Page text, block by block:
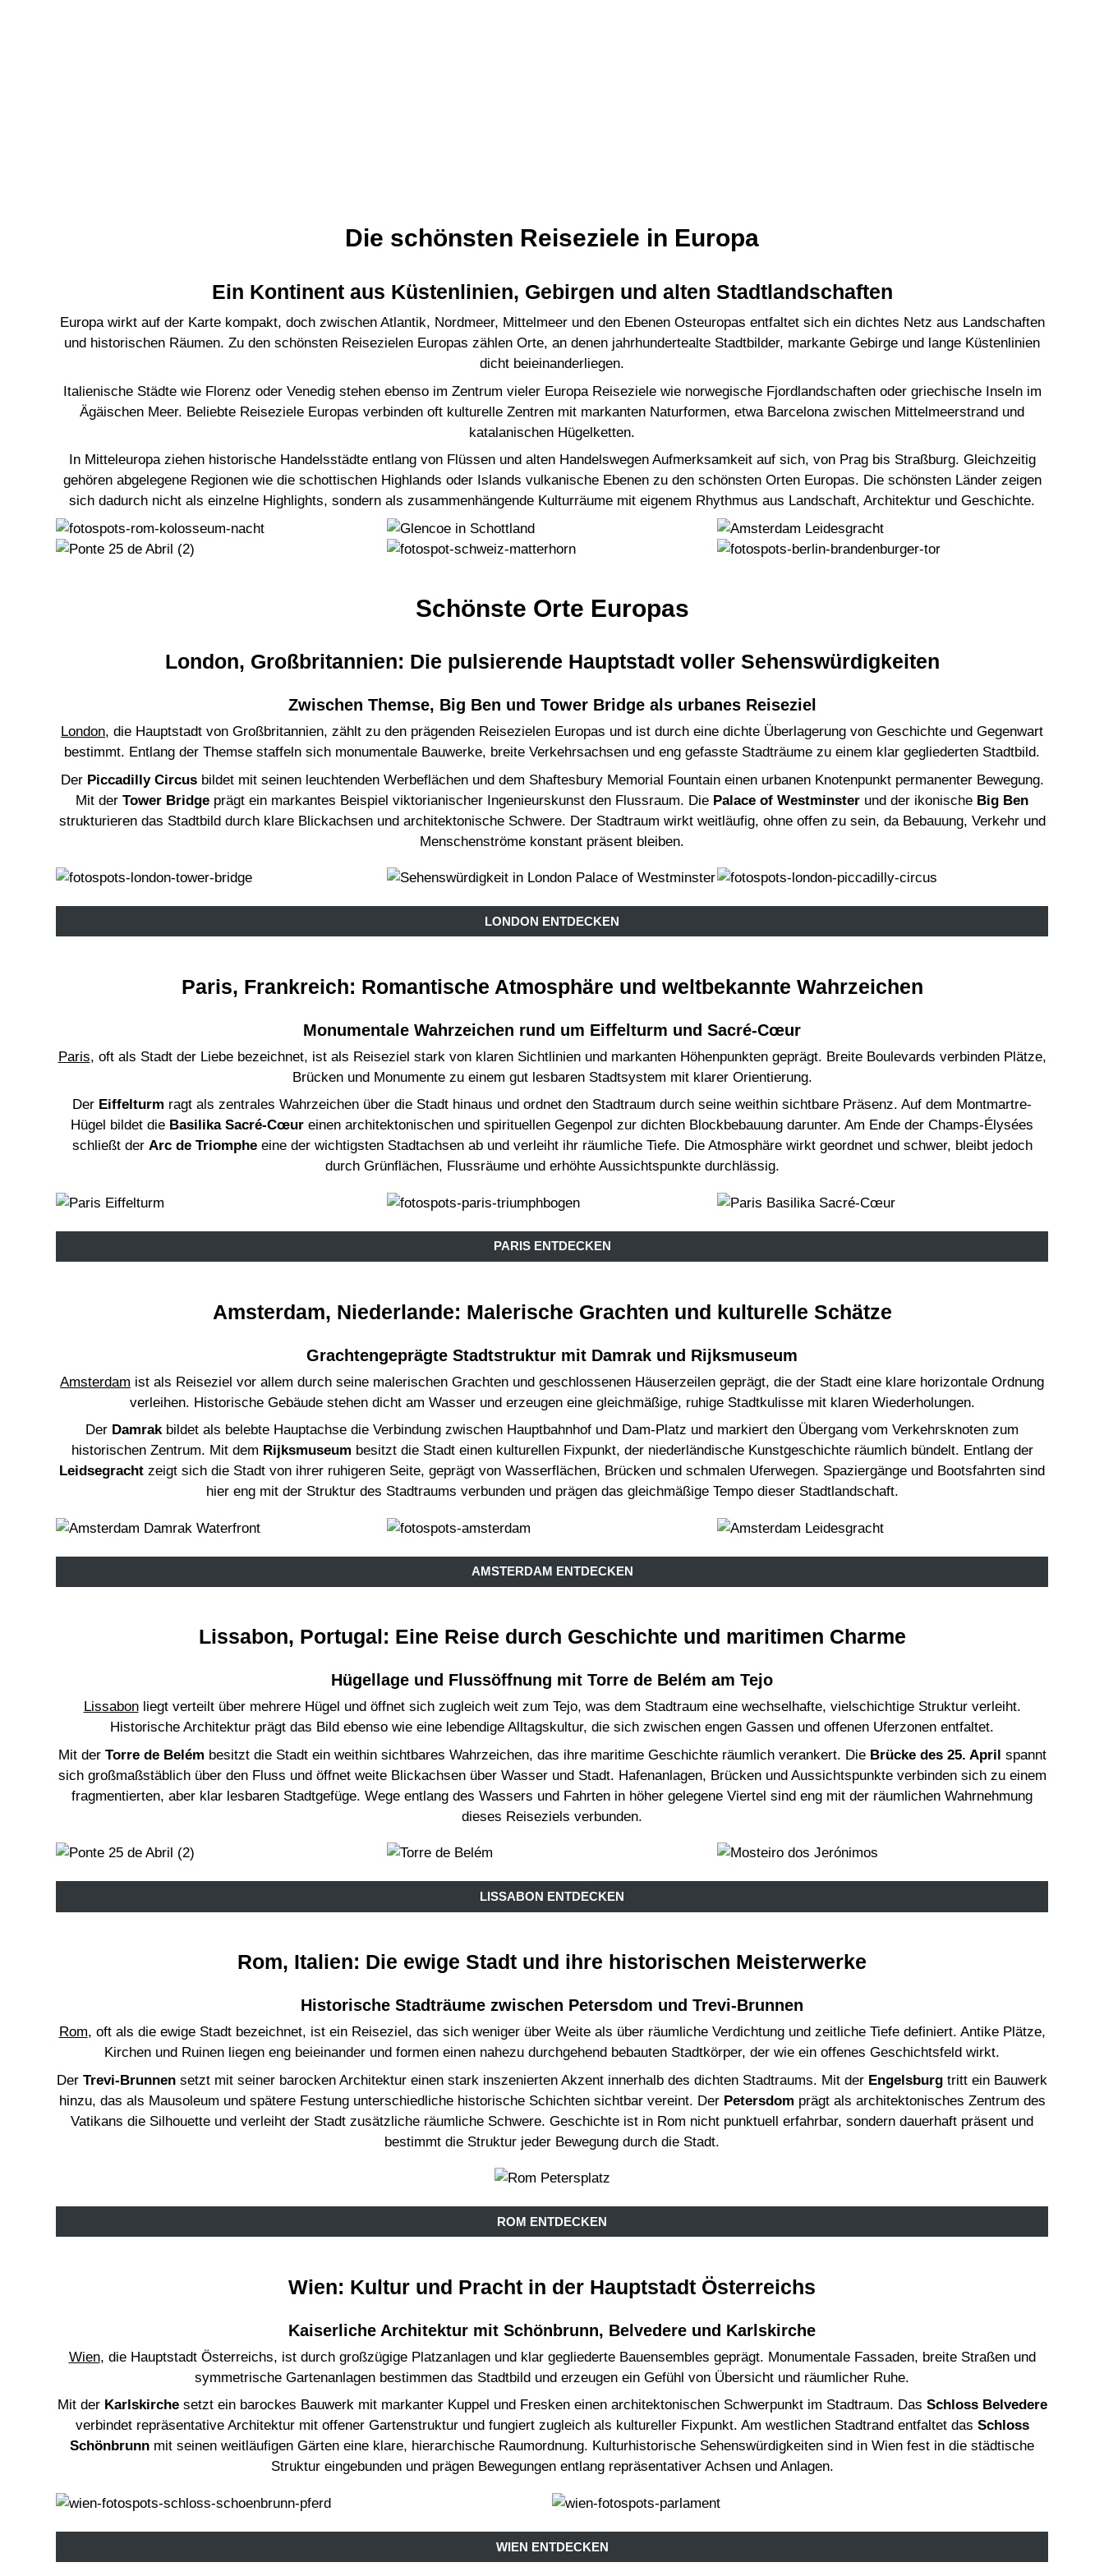
Die schönsten Reiseziele in Europa
Ein Kontinent aus Küstenlinien, Gebirgen und alten Stadtlandschaften
Europa wirkt auf der Karte kompakt, doch zwischen Atlantik, Nordmeer, Mittelmeer und den Ebenen Osteuropas entfaltet sich ein dichtes Netz aus Landschaften
und historischen Räumen. Zu den schönsten Reisezielen Europas zählen Orte, an denen jahrhundertealte Stadtbilder, markante Gebirge und lange Küstenlinien
dicht beieinanderliegen.
Italienische Städte wie Florenz oder Venedig stehen ebenso im Zentrum vieler Europa Reiseziele wie norwegische Fjordlandschaften oder griechische Inseln im
Ägäischen Meer. Beliebte Reiseziele Europas verbinden oft kulturelle Zentren mit markanten Naturformen, etwa Barcelona zwischen Mittelmeerstrand und
katalanischen Hügelketten.
In Mitteleuropa ziehen historische Handelsstädte entlang von Flüssen und alten Handelswegen Aufmerksamkeit auf sich, von Prag bis Straßburg. Gleichzeitig
gehören abgelegene Regionen wie die schottischen Highlands oder Islands vulkanische Ebenen zu den schönsten Orten Europas. Die schönsten Länder zeigen
sich dadurch nicht als einzelne Highlights, sondern als zusammenhängende Kulturräume mit eigenem Rhythmus aus Landschaft, Architektur und Geschichte.
Schönste Orte Europas
London, Großbritannien: Die pulsierende Hauptstadt voller Sehenswürdigkeiten
Zwischen Themse, Big Ben und Tower Bridge als urbanes Reiseziel
London, die Hauptstadt von Großbritannien, zählt zu den prägenden Reisezielen Europas und ist durch eine dichte Überlagerung von Geschichte und Gegenwart
bestimmt. Entlang der Themse staffeln sich monumentale Bauwerke, breite Verkehrsachsen und eng gefasste Stadträume zu einem klar gegliederten Stadtbild.
Der Piccadilly Circusbildet mit seinen leuchtenden Werbeflächen und dem Shaftesbury Memorial Fountain einen urbanen Knotenpunkt permanenter Bewegung.
Mit der Tower Bridge prägt ein markantes Beispiel viktorianischer Ingenieurskunst den Flussraum. Die Palace of Westminster und der ikonische Big Ben
strukturieren das Stadtbild durch klare Blickachsen und architektonische Schwere. Der Stadtraum wirkt weitläufig, ohne offen zu sein, da Bebauung, Verkehr und
Menschenströme konstant präsent bleiben.
LONDON ENTDECKEN
Paris, Frankreich: Romantische Atmosphäre und weltbekannte Wahrzeichen
Monumentale Wahrzeichen rund um Eiffelturm und Sacré-Cœur
Paris, oft als Stadt der Liebe bezeichnet, ist als Reiseziel stark von klaren Sichtlinien und markanten Höhenpunkten geprägt. Breite Boulevards verbinden Plätze,
Brücken und Monumente zu einem gut lesbaren Stadtsystem mit klarer Orientierung.
Der Eiffelturm ragt als zentrales Wahrzeichen über die Stadt hinaus und ordnet den Stadtraum durch seine weithin sichtbare Präsenz. Auf dem Montmartre-
Hügel bildet die Basilika Sacré-Cœur einen architektonischen und spirituellen Gegenpol zur dichten Blockbebauung darunter. Am Ende der Champs-Élysées
schließt der Arc de Triompheeine der wichtigsten Stadtachsen ab und verleiht ihr räumliche Tiefe. Die Atmosphäre wirkt geordnet und schwer, bleibt jedoch
durch Grünflächen, Flussräume und erhöhte Aussichtspunkte durchlässig.
PARIS ENTDECKEN
Amsterdam, Niederlande: Malerische Grachten und kulturelle Schätze
Grachtengeprägte Stadtstruktur mit Damrak und Rijksmuseum
Amsterdam ist als Reiseziel vor allem durch seine malerischen Grachten und geschlossenen Häuserzeilen geprägt, die der Stadt eine klare horizontale Ordnung
verleihen. Historische Gebäude stehen dicht am Wasser und erzeugen eine gleichmäßige, ruhige Stadtkulisse mit klaren Wiederholungen.
Der Damrak bildet als belebte Hauptachse die Verbindung zwischen Hauptbahnhof und Dam-Platz und markiert den Übergang vom Verkehrsknoten zum
historischen Zentrum. Mit dem Rijksmuseum besitzt die Stadt einen kulturellen Fixpunkt, der niederländische Kunstgeschichte räumlich bündelt. Entlang der
Leidsegracht zeigt sich die Stadt von ihrer ruhigeren Seite, geprägt von Wasserflächen, Brücken und schmalen Uferwegen. Spaziergänge und Bootsfahrten sind
hier eng mit der Struktur des Stadtraums verbunden und prägen das gleichmäßige Tempo dieser Stadtlandschaft.
AMSTERDAM ENTDECKEN
Lissabon, Portugal: Eine Reise durch Geschichte und maritimen Charme
Hügellage und Flussöffnung mit Torre de Belém am Tejo
Lissabonliegt verteilt über mehrere Hügel und öffnet sich zugleich weit zum Tejo, was dem Stadtraum eine wechselhafte, vielschichtige Struktur verleiht.
Historische Architektur prägt das Bild ebenso wie eine lebendige Alltagskultur, die sich zwischen engen Gassen und offenen Uferzonen entfaltet.
Mit der Torre de Belém besitzt die Stadt ein weithin sichtbares Wahrzeichen, das ihre maritime Geschichte räumlich verankert. Die Brücke des 25. April spannt
sich großmaßstäblich über den Fluss und öffnet weite Blickachsen über Wasser und Stadt. Hafenanlagen, Brücken und Aussichtspunkte verbinden sich zu einem
fragmentierten, aber klar lesbaren Stadtgefüge. Wege entlang des Wassers und Fahrten in höher gelegene Viertel sind eng mit der räumlichen Wahrnehmung
dieses Reiseziels verbunden.
LISSABON ENTDECKEN
Rom, Italien: Die ewige Stadt und ihre historischen Meisterwerke
Historische Stadträume zwischen Petersdom und Trevi-Brunnen
Rom, oft als die ewige Stadt bezeichnet, ist ein Reiseziel, das sich weniger über Weite als über räumliche Verdichtung und zeitliche Tiefe definiert. Antike Plätze,
Kirchen und Ruinen liegen eng beieinander und formen einen nahezu durchgehend bebauten Stadtkörper, der wie ein offenes Geschichtsfeld wirkt.
Der Trevi-Brunnen setzt mit seiner barocken Architektur einen stark inszenierten Akzent innerhalb des dichten Stadtraums. Mit der Engelsburg tritt ein Bauwerk
hinzu, das als Mausoleum und spätere Festung unterschiedliche historische Schichten sichtbar vereint. Der Petersdom prägt als architektonisches Zentrum des
Vatikans die Silhouette und verleiht der Stadt zusätzliche räumliche Schwere. Geschichte ist in Rom nicht punktuell erfahrbar, sondern dauerhaft präsent und
bestimmt die Struktur jeder Bewegung durch die Stadt.
ROM ENTDECKEN
Wien: Kultur und Pracht in der Hauptstadt Österreichs
Kaiserliche Architektur mit Schönbrunn, Belvedere und Karlskirche
Wien, die Hauptstadt Österreichs, ist durch großzügige Platzanlagen und klar gegliederte Bauensembles geprägt. Monumentale Fassaden, breite Straßen und
symmetrische Gartenanlagen bestimmen das Stadtbild und erzeugen ein Gefühl von Übersicht und räumlicher Ruhe.
Mit der Karlskirchesetzt ein barockes Bauwerk mit markanter Kuppel und Fresken einen architektonischen Schwerpunkt im Stadtraum. Das Schloss Belvedere
verbindet repräsentative Architektur mit offener Gartenstruktur und fungiert zugleich als kultureller Fixpunkt. Am westlichen Stadtrand entfaltet das Schloss
Schönbrunn mit seinen weitläufigen Gärten eine klare, hierarchische Raumordnung. Kulturhistorische Sehenswürdigkeiten sind in Wien fest in die städtische
Struktur eingebunden und prägen Bewegungen entlang repräsentativer Achsen und Anlagen.
WIEN ENTDECKEN